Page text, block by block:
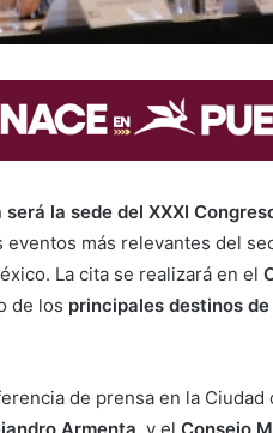
será la sede del XXXI
eventos más relevantes del
La cita se realizará en el
de los principales destinos
de prensa en la Ciudad